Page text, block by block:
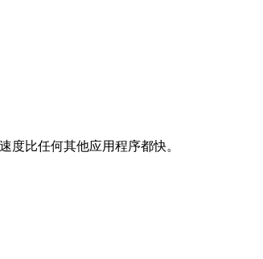
度比任何其他应用程序都快。